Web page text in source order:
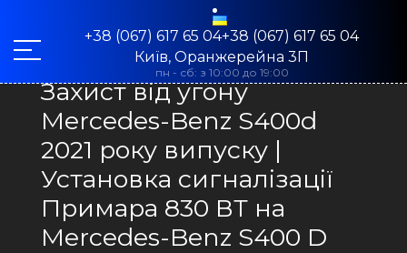
+38 (067) 617 65 04+38 (067) 617 65 04
Київ, Оранжерейна 3П
пн - сб: з 10:00 до 19:00
Захист від угону
Mercedes-Benz S400d
2021 року випуску |
Установка сигналізації
Примара 830 ВТ на
Mercedes-Benz S400 D